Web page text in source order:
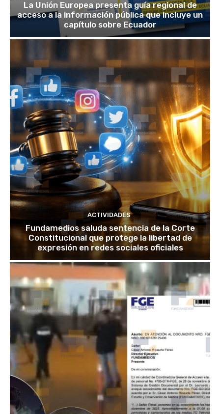
La Unión Europea presenta guía regional de
acceso a la información pública que incluye un
capítulo sobre Ecuador
ACTIVIDADES
Fundamedios saluda sentencia de la Corte
Constitucional que protege la libertad de
expresión en redes sociales oficiales